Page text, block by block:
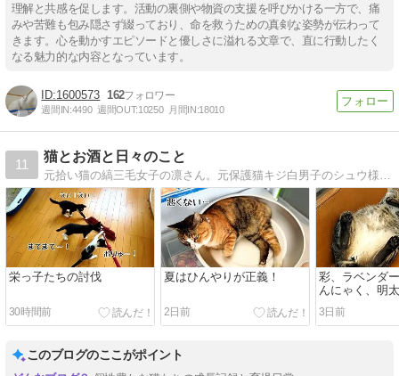
理解と共感を促します。活動の裏側や物資の支援を呼びかける一方で、痛
みや苦難も包み隠さず綴っており、命を救うための真剣な姿勢が伝わって
きます。心を動かすエピソードと優しさに溢れる文章で、直に行動したく
なる魅力的な内容となっています。
1600573 162
週間IN:4490 週間OUT:10250 月間IN:18010
11
猫とお酒と日々のこと
元拾い猫の縞三毛女子の凛さん。元保護猫キジ白男子のシュウ様。引きこもりニートのニコちゃん。険しく遠い猫団子への道のりとささやかな猫活動を綴る猫ブログです。
栄っ子たちの討伐
30時間前
夏はひんやりが正義！
2日前
彩、ラベンダ
んにゃく、明
3日前
このブログのここがポイント